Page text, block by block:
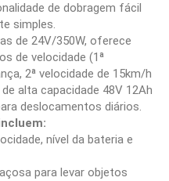
de dobragem fácil
simples.
de 24V/350W, oferece
de velocidade (1ª
2ª velocidade de 15km/h
alta capacidade 48V 12Ah
deslocamentos diários.
nível da bateria e
para levar objetos